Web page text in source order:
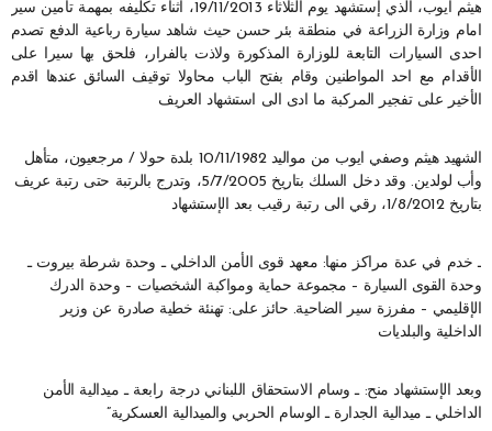
هيثم ايوب، الذي إستشهد يوم الثلاثاء 19/11/2013، أثناء تكليفه بمهمة تأمين سير
امام وزارة الزراعة في منطقة بئر حسن حيث شاهد سيارة رباعية الدفع تصدم
احدى السيارات التابعة للوزارة المذكورة ولاذت بالفرار، فلحق بها سيرا على
الأقدام مع احد المواطنين وقام بفتح الباب محاولا توقيف السائق عندها اقدم
الأخير على تفجير المركبة ما ادى الى استشهاد العريف
الشهيد هيثم وصفي ايوب من مواليد 10/11/1982 بلدة حولا / مرجعيون، متأهل
وأب لولدين. وقد دخل السلك بتاريخ 5/7/2005، وتدرج بالرتبة حتى رتبة عريف
بتاريخ 1/8/2012، رقي الى رتبة رقيب بعد الإستشهاد
ـ خدم في عدة مراكز منها: معهد قوى الأمن الداخلي ـ وحدة شرطة بيروت ـ
وحدة القوى السيارة – مجموعة حماية ومواكبة الشخصيات – وحدة الدرك
الإقليمي – مفرزة سير الضاحية. حائز على: تهنئة خطية صادرة عن وزير
الداخلية والبلديات
وبعد الإستشهاد منح: ـ وسام الاستحقاق اللبناني درجة رابعة ـ ميدالية الأمن
الداخلي ـ ميدالية الجدارة ـ الوسام الحربي والميدالية العسكرية”